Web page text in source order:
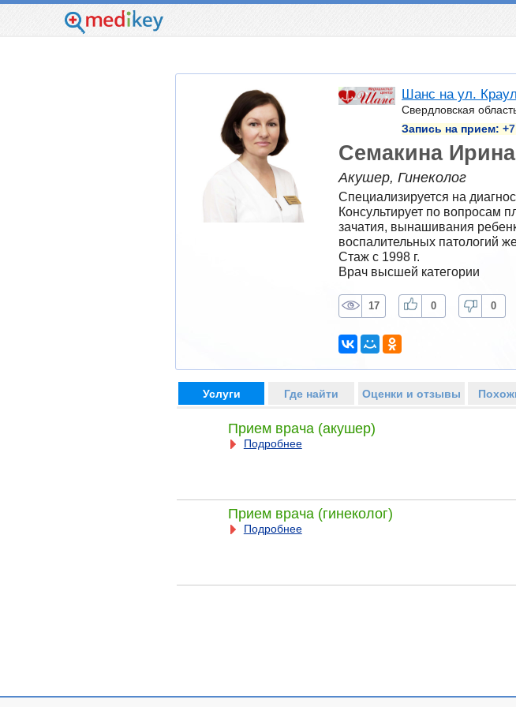
Шанс на ул.
Свердловская
Запись на прием:
Семакина
Акушер, Гинеколог
Специализируется на
Консультирует по вопросам
зачатия, вынашивания
воспалительных патологий
Стаж с 1998 г.
Врач высшей категории
17 0 0
Услуги Где найти Оценки и отзывы
Прием врача (акушер)
Подробнее
Прием врача (гинеколог)
Подробнее